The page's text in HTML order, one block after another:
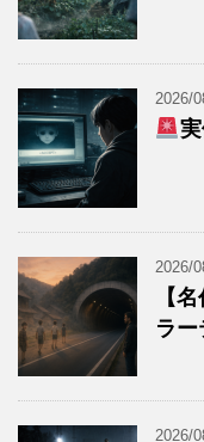
2026/
2026/
【
ラ
2026/